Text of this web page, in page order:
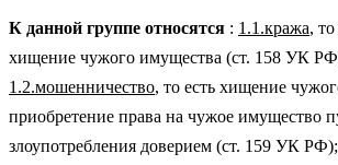
К данной группе относятся : 1.1.кража,
хищение чужого имущества (ст. 158 УК
1.2.мошенничество, то есть хищение
приобретение права на чужое имущество
злоупотребления доверием (ст. 159 УК РФ);